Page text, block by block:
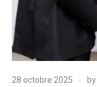
28 octobre 2025 by